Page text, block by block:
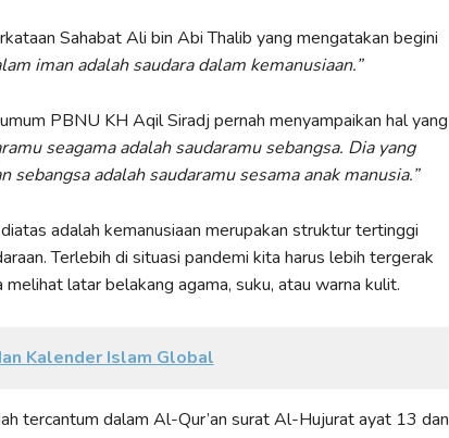
Sahabat Ali bin Abi Thalib yang mengatakan begini
iman adalah saudara dalam kemanusiaan.”
PBNU KH Aqil Siradj pernah menyampaikan hal yang
seagama adalah saudaramu sebangsa. Dia yang
sebangsa adalah saudaramu sesama anak manusia.”
adalah kemanusiaan merupakan struktur tertinggi
Terlebih di situasi pandemi kita harus lebih tergerak
latar belakang agama, suku, atau warna kulit.
Kalender Islam Global
tercantum dalam Al-Qur’an surat Al-Hujurat ayat 13 dan